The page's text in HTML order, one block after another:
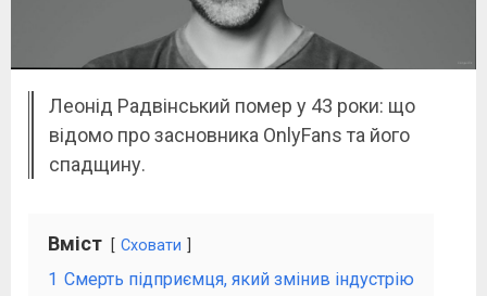
Леонід Радвінський помер у 43 роки: що
відомо про засновника OnlyFans та його
спадщину.
Вміст Сховати
1 Смерть підприємця, який змінив індустрію